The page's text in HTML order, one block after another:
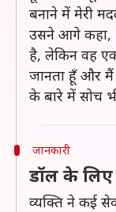
बनाने में मेरी
उसने आगे कहा,
है, लेकिन वह
जानता हूँ और
के बारे में सोच
जानकारी
डॉल के
व्यक्ति ने कई